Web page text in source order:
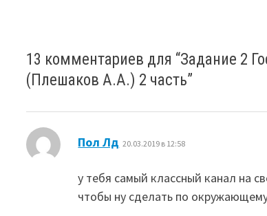
13 комментариев для “Задание 2
(Плешаков А.А.) 2 часть”
Пол Лд 20.03.2019 в 12:58
у тебя самый классный канал на
чтобы ну сделать по